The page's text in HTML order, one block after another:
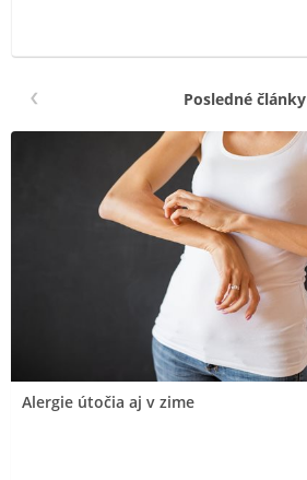
Posledné články
Alergie útočia aj v zime